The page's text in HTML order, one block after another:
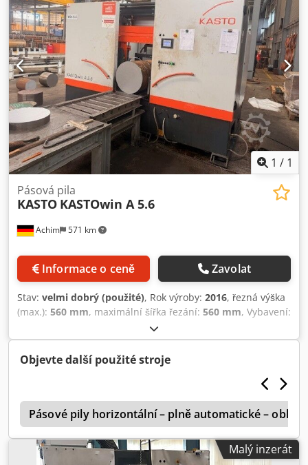
Minimální délka řezu 6 mm Celkový příkon 2,5 kW
Hmotnost stroje cca 0,86 t Prostorové nároky cca 1,8 x 1,8 x
1,7 m Plně automatická pásová pila (CNC) včetně pravé
válečkové dráhy s programovatelným dorazovým vozíkem &
digitálním displejem: Polohování dorazu se provádí pomocí
integrovaného měřicího systému a na samostatném
displeji je zobrazována přesná poloha na milimetr.
Rozměry DŠV 2,70 x 1,10 x 1,70 m. Max. měřená délka 2,30
m. včetně hydraulického upínacího a podávacího suportu
včetně chladicího zařízení včetně pracovní lampy včetně
drobných dílů a náhradních dílů včetně 2 ks pilových pásů
včetně návodů k obsluze
1 / 1
Achim 571 km
Pásová pila
KASTO KASTOwin A 5.6
Informace o ceně Zavolat
Stav: velmi dobrý (použité), Rok výroby: 2016, řezná výška
(max.): 560 mm, maximální šířka řezání: 560 mm, Vybavení:
, K dispozici od poloviny července na skladě.
KAST=win A 5.6, rok výroby 2011 Dedezhtv Eopfx Aipjck
Objevte další použité stroje
Pásové pily horizontální – plně automatické –
Malý inzerát